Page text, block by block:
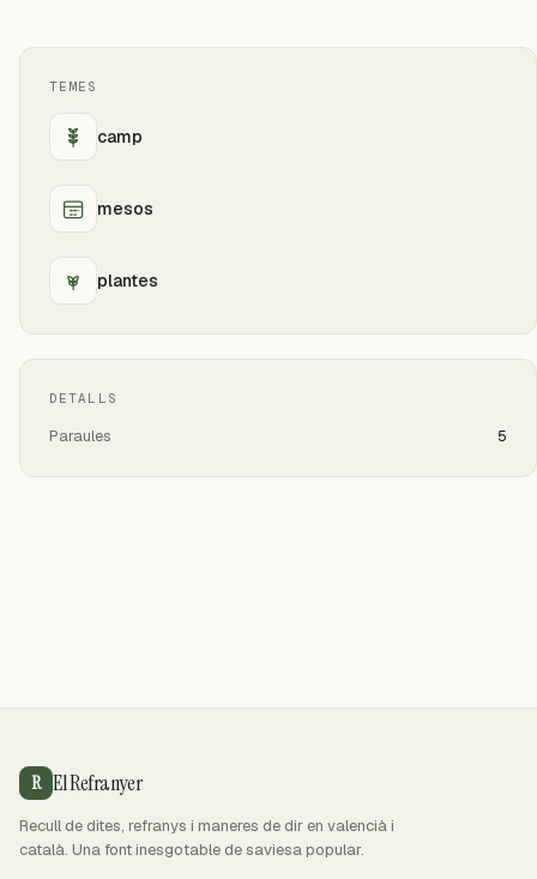
TEMES
camp
mesos
plantes
DETALLS
Paraules 5
R El Refranyer
Recull de dites, refranys i maneres de dir en valencià i
català. Una font inesgotable de saviesa popular.